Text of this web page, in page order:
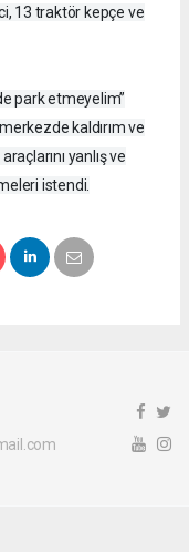
13 traktör kepçe ve
park etmeyelim”
kaldırım ve
yanlış ve
istendi.